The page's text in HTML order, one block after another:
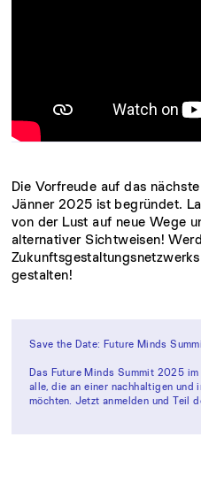
Die Vorfreude auf das
Jänner 2025 ist begründet.
von der Lust auf neue Wege
alternativer Sichtweisen!
gestalten!
Save the Date: Future Minds
Das Future Minds Summit 2025
alle, die an einer nachhaltigen
möchten. Jetzt anmelden und Teil